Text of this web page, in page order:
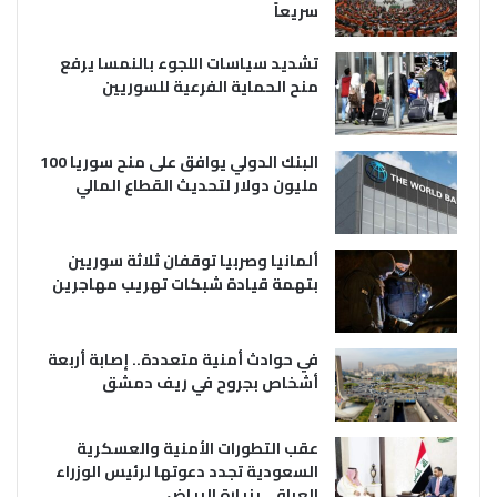
سريعاً
تشديد سياسات اللجوء بالنمسا يرفع
منح الحماية الفرعية للسوريين
البنك الدولي يوافق على منح سوريا 100
مليون دولار لتحديث القطاع المالي
ألمانيا وصربيا توقفان ثلاثة سوريين
بتهمة قيادة شبكات تهريب مهاجرين
في حوادث أمنية متعددة.. إصابة أربعة
أشخاص بجروح في ريف دمشق
عقب التطورات الأمنية والعسكرية
السعودية تجدد دعوتها لرئيس الوزراء